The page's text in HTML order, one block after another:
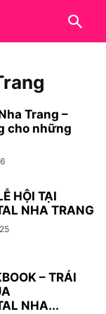
Trang –
cho những
HỘI TẠI
NHA TRANG
– TRÁI
NHA...